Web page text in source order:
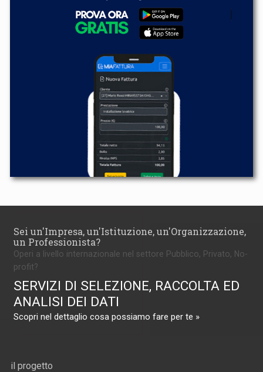
Sei un'Impresa, un'Istituzione, un'Organizzazione,
un Professionista?
Operi a livello internazionale nel settore Pubblico, Privato, No-
profit?
SERVIZI DI SELEZIONE, RACCOLTA ED
ANALISI DEI DATI
Scopri nel dettaglio cosa possiamo fare per te »
il progetto